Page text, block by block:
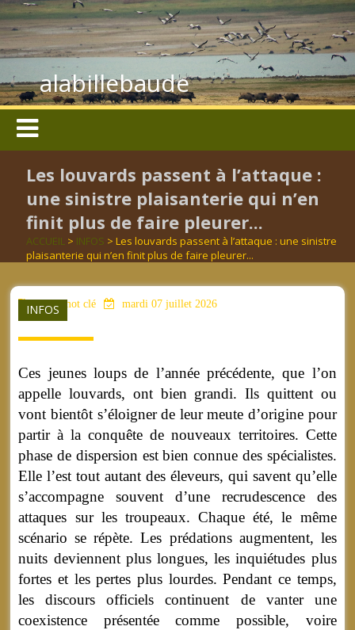
alabillebaude
Les louvards passent à l’attaque :
une sinistre plaisanterie qui n’en
finit plus de faire pleurer...
ACCUEIL > INFOS > Les louvards passent à l’attaque : une sinistre
plaisanterie qui n’en finit plus de faire pleurer...
INFOS
aucun mot clé mardi 07 juillet 2026
Ces jeunes loups de l’année précédente, que l’on
appelle louvards, ont bien grandi. Ils quittent ou
vont bientôt s’éloigner de leur meute d’origine pour
partir à la conquête de nouveaux territoires. Cette
phase de dispersion est bien connue des spécialistes.
Elle l’est tout autant des éleveurs, qui savent qu’elle
s’accompagne souvent d’une recrudescence des
attaques sur les troupeaux. Chaque été, le même
scénario se répète. Les prédations augmentent, les
nuits deviennent plus longues, les inquiétudes plus
fortes et les pertes plus lourdes. Pendant ce temps,
les discours officiels continuent de vanter une
coexistence présentée comme possible, voire